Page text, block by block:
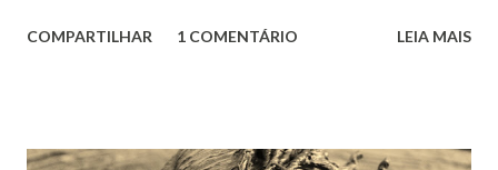
para me libertar da influência dessas tentações. A
COMPARTILHAR 1 COMENTÁRIO LEIA MAIS